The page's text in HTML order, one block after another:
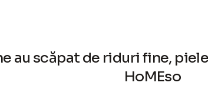
au scăpat de riduri fine,
HoMEso